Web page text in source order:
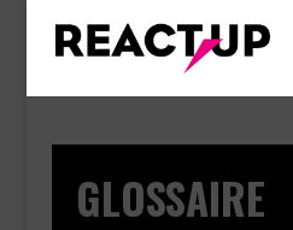
GLOSSAIRE